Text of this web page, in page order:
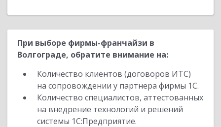
При выборе фирмы-франчайзи в
Волгограде, обратите внимание на:
Количество клиентов (договоров ИТС)
на сопровождении у партнера фирмы 1С.
Количество специалистов, аттестованных
на внедрение технологий и решений
системы 1С:Предприятие.